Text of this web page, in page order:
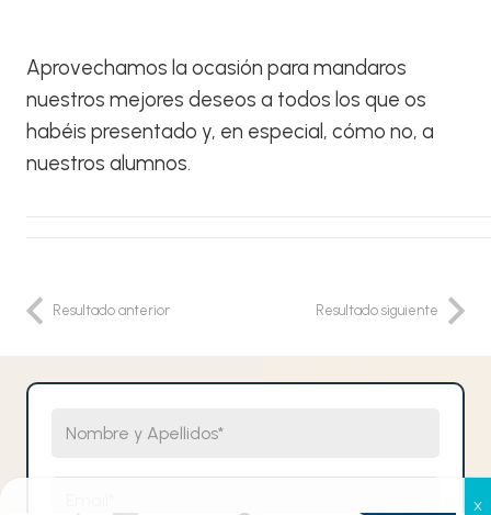
Aprovechamos la ocasión para mandaros
nuestros mejores deseos a todos los que os
habéis presentado y, en especial, cómo no, a
nuestros alumnos.
Resultado anterior Resultado siguiente
Email